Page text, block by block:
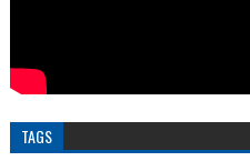
TAGS